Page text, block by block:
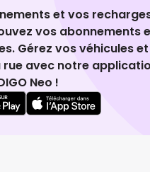
et vos
vos abonnements
Gérez vos véhicules et
avec notre
Neo !